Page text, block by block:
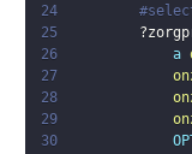
24
25
26
a
27
28
29
30